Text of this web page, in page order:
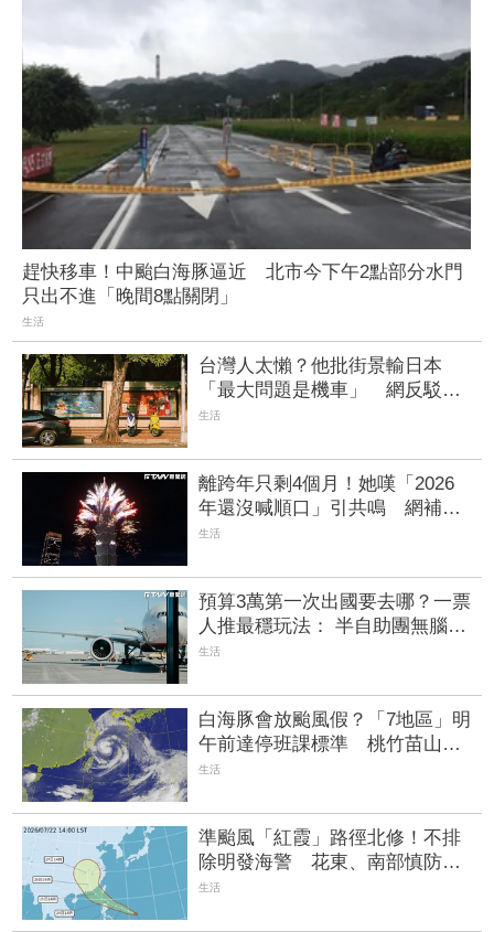
趕快移車！中颱白海豚逼近 北市今下午2點部分水門
只出不進「晚間8點關閉」
生活
台灣人太懶？他批街景輸日本
「最大問題是機車」 網反駁：
根本不能比
生活
離跨年只剩4個月！她嘆「2026
年還沒喊順口」引共鳴 網補
刀：還有更恐怖的事
生活
預算3萬第一次出國要去哪？一票
人推最穩玩法： 半自助團無腦暢
遊
生活
白海豚會放颱風假？「7地區」明
午前達停班課標準 桃竹苗山區
上榜
生活
準颱風「紅霞」路徑北修！不排
除明發海警 花東、南部慎防大
雨
生活